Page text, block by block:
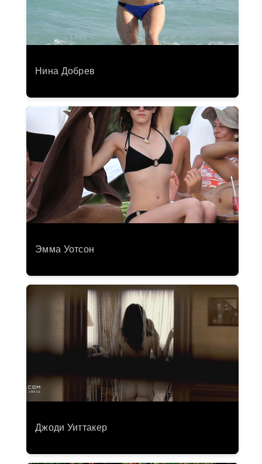
Нина Добрев
Эмма Уотсон
Джоди Уиттакер